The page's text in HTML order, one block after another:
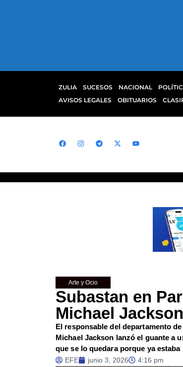
ZULIA SUCESOS NACIONAL
AVISOS LEGALES
OBITUARIOS
Arte y Ocio
Subastan en
Michael
El responsable del departamento
Michael Jackson lanzó el guante a
que se lo quedara porque ya
EFE junio 3, 2026 4:16 pm